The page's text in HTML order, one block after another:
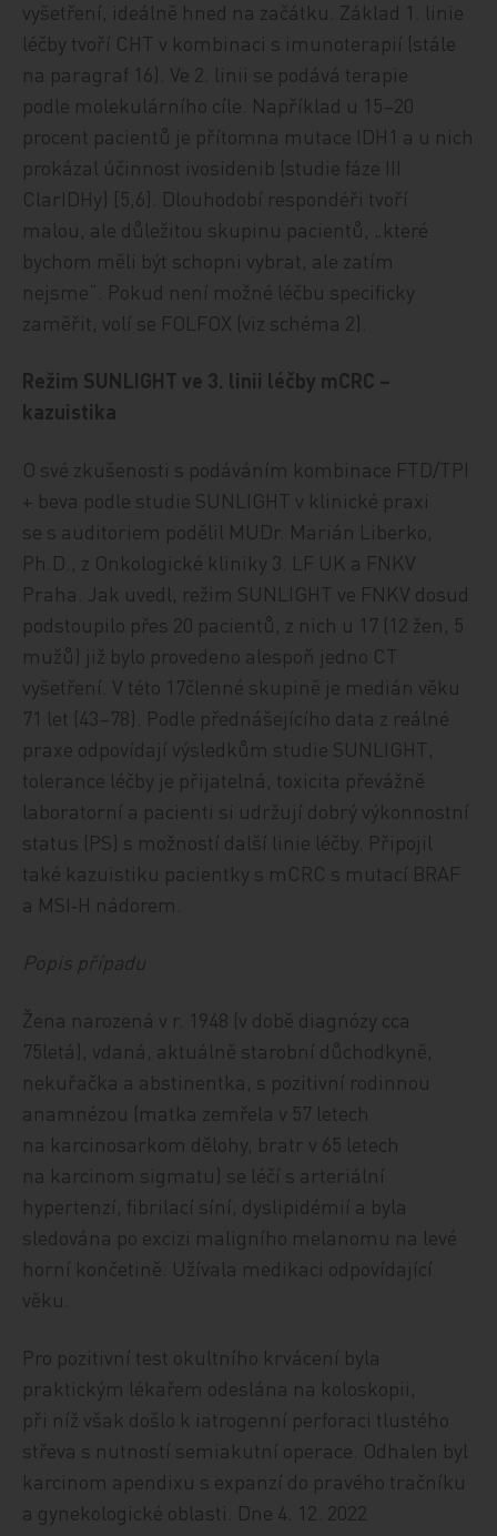
vyšetření, ideálně hned na začátku. Základ 1. linie
léčby tvoří CHT v kombinaci s imunoterapií (stále
na paragraf 16). Ve 2. linii se podává terapie
podle molekulárního cíle. Například u 15–20
procent pacientů je přítomna mutace IDH1 a u nich
prokázal účinnost ivosidenib (studie fáze III
ClarIDHy) [5,6]. Dlouhodobí respondéři tvoří
malou, ale důležitou skupinu pacientů, „které
bychom měli být schopni vybrat, ale zatím
nejsme“. Pokud není možné léčbu specificky
zaměřit, volí se FOLFOX (viz schéma 2).
Režim SUNLIGHT ve 3. linii léčby mCRC –
kazuistika
O své zkušenosti s podáváním kombinace FTD/TPI
+ beva podle studie SUNLIGHT v klinické praxi
se s auditoriem podělil MUDr. Marián Liberko,
Ph.D., z Onkologické kliniky 3. LF UK a FNKV
Praha. Jak uvedl, režim SUNLIGHT ve FNKV dosud
podstoupilo přes 20 pacientů, z nich u 17 (12 žen, 5
mužů) již bylo provedeno alespoň jedno CT
vyšetření. V této 17členné skupině je medián věku
71 let (43–78). Podle přednášejícího data z reálné
praxe odpovídají výsledkům studie SUNLIGHT,
tolerance léčby je přijatelná, toxicita převážně
laboratorní a pacienti si udržují dobrý výkonnostní
status (PS) s možností další linie léčby. Připojil
také kazuistiku pacientky s mCRC s mutací BRAF
a MSI‑H nádorem.
Popis případu
Žena narozená v r. 1948 (v době diagnózy cca
75letá), vdaná, aktuálně starobní důchodkyně,
nekuřačka a abstinentka, s pozitivní rodinnou
anamnézou (matka zemřela v 57 letech
na karcinosarkom dělohy, bratr v 65 letech
na karcinom sigmatu) se léčí s arteriální
hypertenzí, fibrilací síní, dyslipidémií a byla
sledována po excizi maligního melanomu na levé
horní končetině. Užívala medikaci odpovídající
věku.
Pro pozitivní test okultního krvácení byla
praktickým lékařem odeslána na koloskopii,
při níž však došlo k iatrogenní perforaci tlustého
střeva s nutností semiakutní operace. Odhalen byl
karcinom apendixu s expanzí do pravého tračníku
a gynekologické oblasti. Dne 4. 12. 2022